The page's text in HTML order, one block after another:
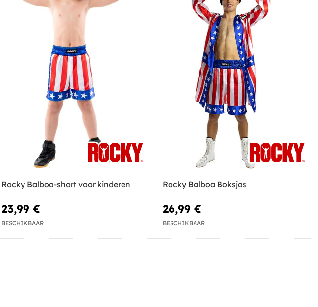
Rocky Balboa-short voor kinderen
23,99 €
BESCHIKBAAR
Rocky Balboa Boksjas
26,99 €
BESCHIKBAAR